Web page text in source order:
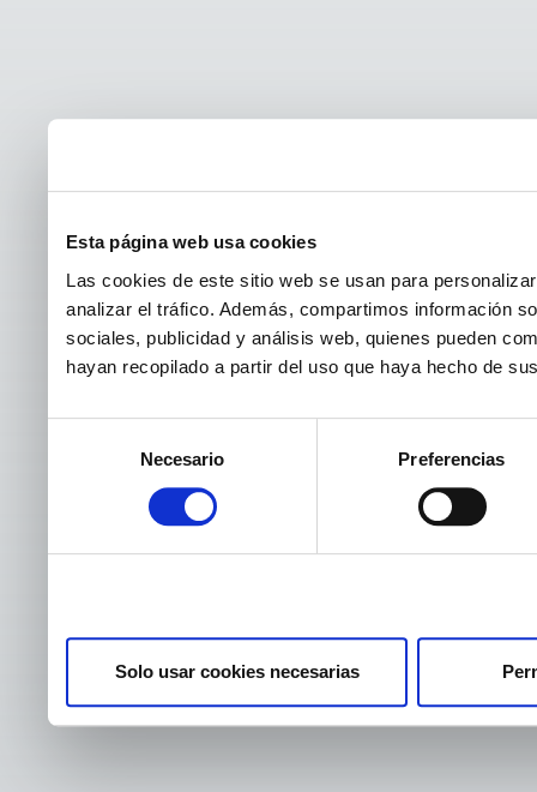
Esta página web usa cookies
Las cookies de este sitio web se usan para
analizar el tráfico. Además, compartimos información
sociales, publicidad y análisis web, quienes pueden
hayan recopilado a partir del uso que haya hecho de
consentimiento
Necesario Preferencias
Solo usar cookies necesarias